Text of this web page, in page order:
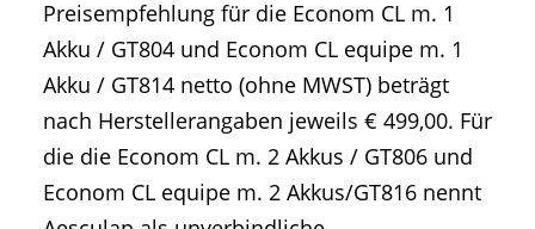
Preisempfehlung für die Econom CL m. 1
Akku / GT804 und Econom CL equipe m. 1
Akku / GT814 netto (ohne MWST) beträgt
nach Herstellerangaben jeweils € 499,00. Für
die die Econom CL m. 2 Akkus / GT806 und
Econom CL equipe m. 2 Akkus/GT816 nennt